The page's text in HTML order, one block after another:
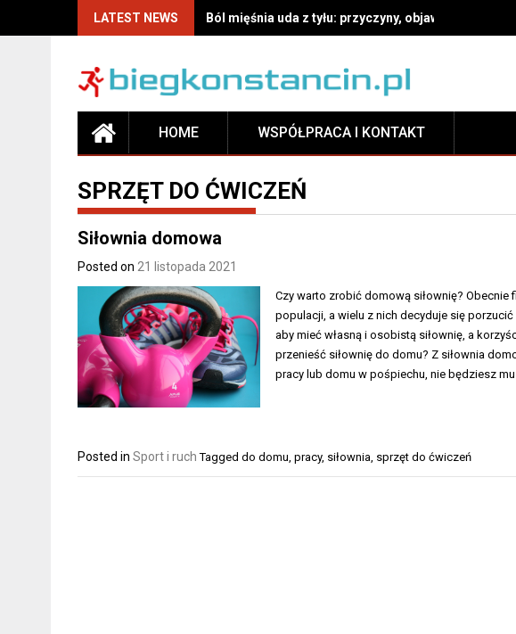
LATEST NEWS Ból mięśnia uda z tyłu: przyczyny, objawy i leczenie
HOME WSPÓŁPRACA I KONTAKT
SPRZĘT DO ĆWICZEŃ
Siłownia domowa
Posted on 21 listopada 2021
Czy warto zrobić domową siłownię?
populacji, a wielu z nich decyduje się
aby mieć własną i osobistą siłownię, a
przenieść siłownię do domu? Z siłownia
pracy lub domu w pośpiechu, nie będziesz
Posted in Sport i ruch Tagged do domu pracy, siłownia sprzęt do ćwiczeń